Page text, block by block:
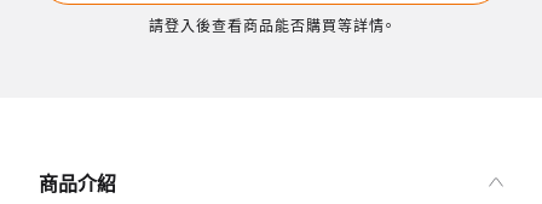
請登入後查看商品能否購買等詳情。
商品介紹